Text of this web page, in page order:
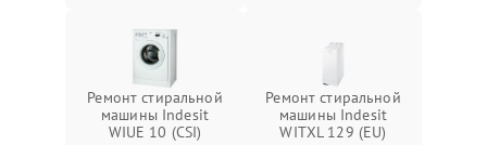
Ремонт стиральной
машины Indesit
WIUE 10 (CSI)
Ремонт стиральной
машины Indesit
WITXL 129 (EU)